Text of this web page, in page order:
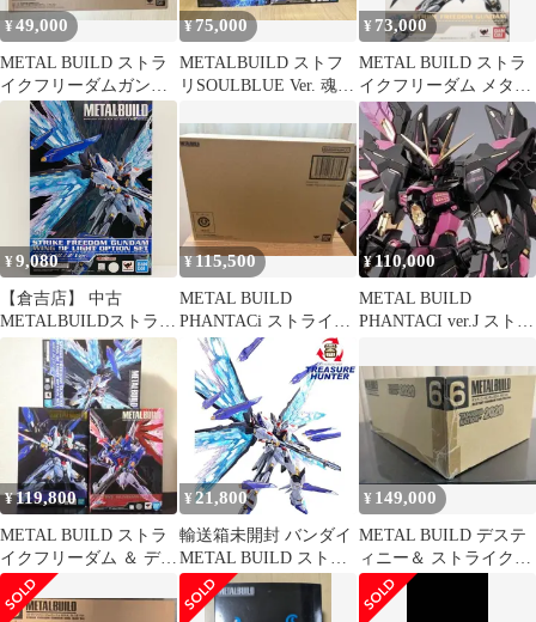
¥49,000
METAL BUILD ストラ
イクフリーダムガンダ
ム
¥75,000
METALBUILD ストフ
リSOULBLUE Ver. 魂ウ
¥ 73,000
METAL BUILD ストラ
イクフリーダム メタル
ビルド ストフリ SEED
¥9,080
【倉吉店】 中古
METALBUILDストライ
クフリーダムガンダム
光の翼オプションセッ
トSOULBLUEVer.「機
動戦士ガンダム
SEEDDESTINY」魂ウ
ェブ商店限定
¥115,500
METAL BUILD
PHANTACi ストライク
フリーダムガンダム
¥110,000
METAL BUILD
PHANTACI ver.J ストラ
¥119,800
METAL BUILD ストラ
イクフリーダム ＆ デス
ティニー ＆ 光の翼
¥21,800
輸送箱未開封 バンダイ
METAL BUILD ストラ
イクフリーダムガンダ
ム 光の翼 オプションセ
¥ 149,000
METAL BUILD デステ
ィニー＆ ストライクフ
リーダム＆光の翼